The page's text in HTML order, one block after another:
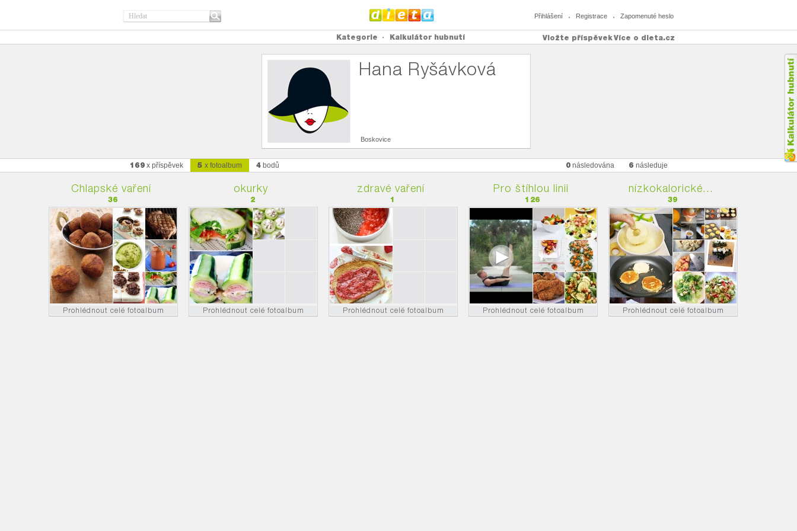
Přihlášení Registrace Zapomenuté heslo
Kategorie Kalkulátor hubnutí Více o dieta.cz
Vložte příspěvek
Hana Ryšávková
Boskovice
169 x příspěvek 5 x fotoalbum 4 bodů 0 následována 6 následuje
Chlapské vaření
36
Prohlédnout celé fotoalbum
okurky
2
Prohlédnout celé fotoalbum
zdravé vaření
1
Prohlédnout celé fotoalbum
Pro štíhlou linii
126
Prohlédnout celé fotoalbum
nízkokalorické...
39
Prohlédnout celé fotoalbum